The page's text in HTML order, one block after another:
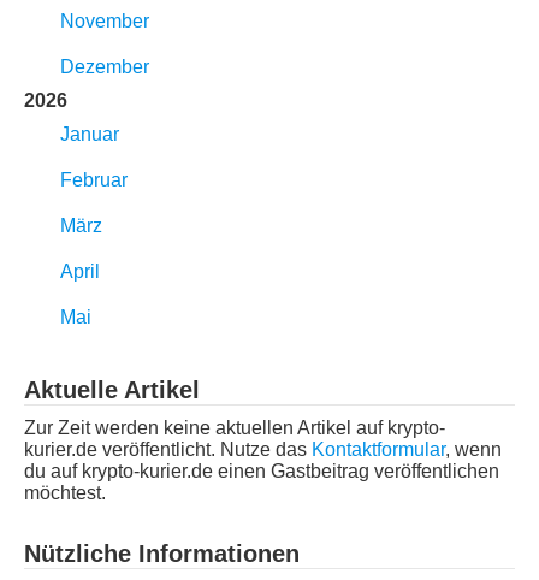
November
Dezember
2026
Januar
Februar
März
April
Mai
Aktuelle Artikel
Zur Zeit werden keine aktuellen Artikel auf krypto-
kurier.de veröffentlicht. Nutze das Kontaktformular, wenn
du auf krypto-kurier.de einen Gastbeitrag veröffentlichen
möchtest.
Nützliche Informationen